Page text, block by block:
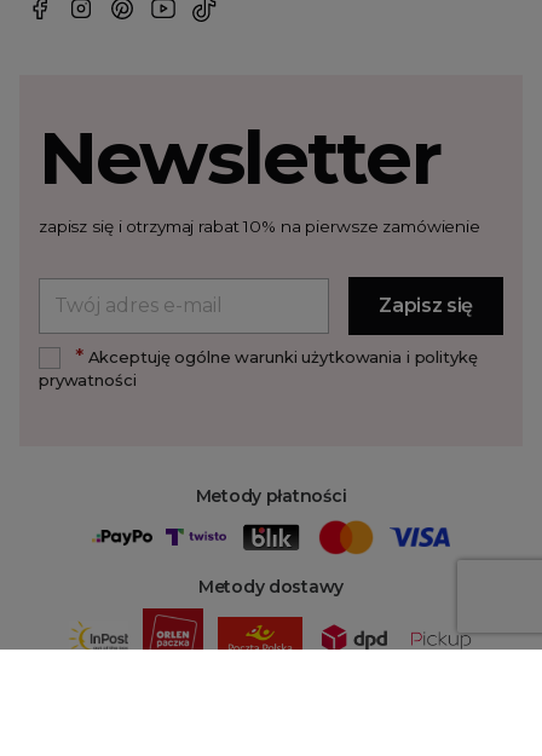
Metody płatności
Metody dostawy
Newsletter
zapisz się i otrzymaj rabat 10% na pierwsze zamówienie
*Akceptuję ogólne warunki użytkowania i politykę
prywatności